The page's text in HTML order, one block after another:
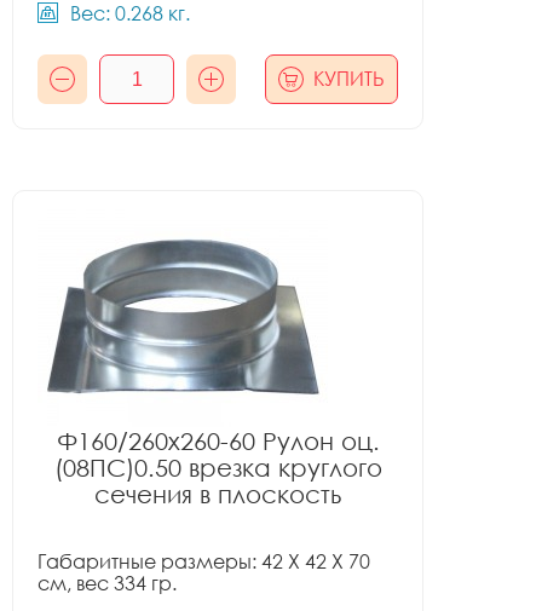
Вес: 0.268 кг.
КУПИТЬ
Ф160/260x260-60 Рулон оц.
(08ПС)0.50 врезка круглого
сечения в плоскость
Габаритные размеры: 42 X 42 X 70
см, вес 334 гр.